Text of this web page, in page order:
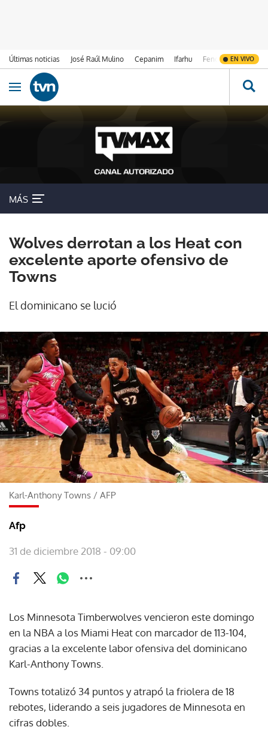
Últimas noticias José Raúl Mulino Cepanim Ifarhu Fenómeno de El
EN VIVO
Ir al contenido
Obrir navegació
MÁS
Wolves derrotan a los Heat con
excelente aporte ofensivo de
Towns
El dominicano se lució
Karl-Anthony Towns / AFP
Afp
31 de diciembre 2018 - 09:00
Los Minnesota Timberwolves vencieron este domingo
en la NBA a los Miami Heat con marcador de 113-104,
gracias a la excelente labor ofensiva del dominicano
Karl-Anthony Towns.
Towns totalizó 34 puntos y atrapó la friolera de 18
rebotes, liderando a seis jugadores de Minnesota en
cifras dobles.